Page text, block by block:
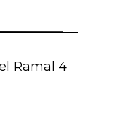
Ramal 4